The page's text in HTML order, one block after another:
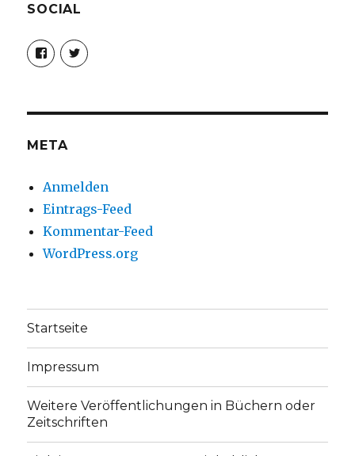
SOCIAL
Profil
von
christoph.fleischer1
anzeigen
Profil
von
anzeigen
META
Anmelden
Eintrags-Feed
Kommentar-Feed
WordPress.org
Startseite
Impressum
Weitere Veröffentlichungen in Büchern oder
Zeitschriften